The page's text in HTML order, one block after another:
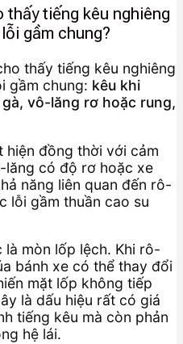
thấy tiếng kêu nghiêng
gầm chung?
thấy tiếng kêu nghiêng
gầm chung: kêu khi
vô-lăng rơ hoặc rung,
hiện đồng thời với cảm
lăng có độ rơ hoặc xe
năng liên quan đến rô-
lỗi gầm thuần cao su
mòn lốp lệch. Khi rô-
bánh xe có thể thay đổi
mặt lốp không tiếp
là dấu hiệu rất có giá
tiếng kêu mà còn phản
hệ lái.